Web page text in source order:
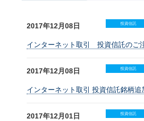
2017年12月08日 投資信託
インターネット取引 投資信託のご
2017年12月08日 投資信託
インターネット取引 投資信託銘柄追
2017年12月01日 投資信託